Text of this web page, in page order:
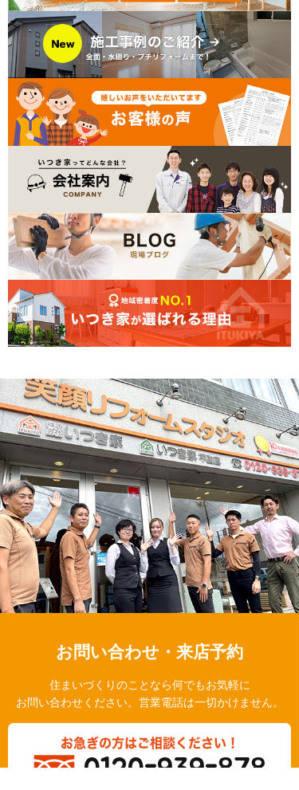
お問い合わせ・来店予約
住まいづくりのことなら何でもお気軽に
お問い合わせください。営業電話は一切かけません。
お急ぎの方はご相談ください！
0120-939-878